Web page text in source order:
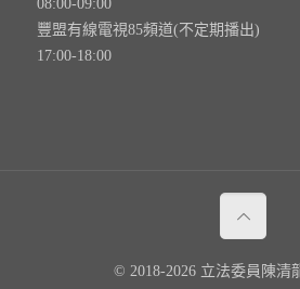
08:00-09:00
豐盟有線電視85頻道(不定期播出)
17:00-18:00
© 2018-2026 立法委員陳清